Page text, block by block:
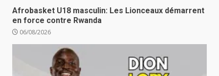
Afrobasket U18 masculin: Les Lionceaux démarrent
en force contre Rwanda
06/08/2026